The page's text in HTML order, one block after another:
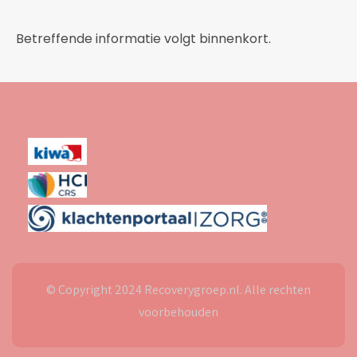
Betreffende informatie volgt binnenkort.
© Copyright 2024 Recoverygroep.nl. Alle rechten
voorbehouden